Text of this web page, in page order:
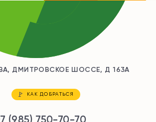
ДМИТРОВСКОЕ ШОССЕ, Д 163А
КАК ДОБРАТЬСЯ
(985) 750-70-70